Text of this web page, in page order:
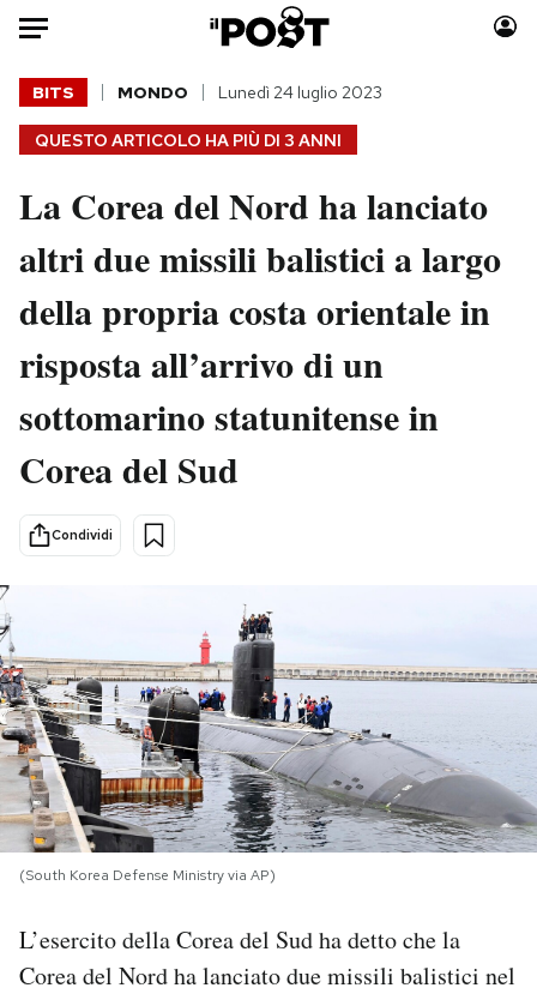
Auto
HOME
Italia
Politica
Tecnologia
Internet
Scienza
Sport
Moda
Consumismi
Storie/Idee
Media
Europa
NEWSLETTER
I MIEI PREFERITI
SHOP
AREA PERSONALE
QUESTO ARTICOLO HA PIÙ DI 3 ANNI
BITS MONDO Lunedì 24 luglio 2023
La Corea del Nord ha lanciato
altri due missili balistici a largo
della propria costa orientale in
risposta all’arrivo di un
sottomarino statunitense in
Corea del Sud
Condividi
(South Korea Defense Ministry via AP)
L’esercito della Corea del Sud ha detto che la
Corea del Nord ha lanciato due missili balistici nel